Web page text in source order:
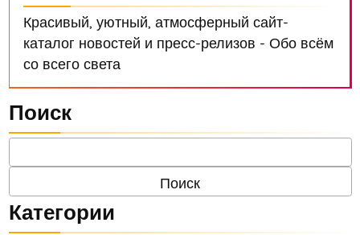
Красивый, уютный, атмосферный сайт-
каталог новостей и пресс-релизов - Обо всём
со всего света
Поиск
Категории